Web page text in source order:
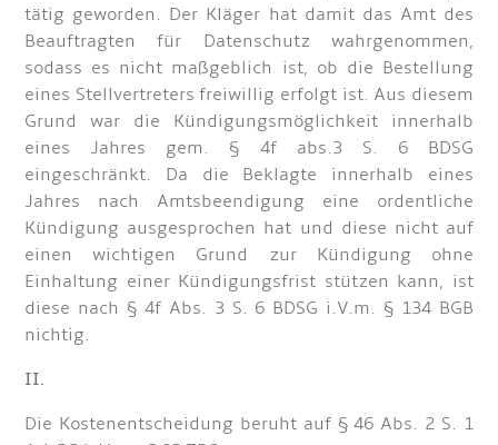
tätig geworden. Der Kläger hat damit das Amt des
Beauftragten für Datenschutz wahrgenommen,
sodass es nicht maßgeblich ist, ob die Bestellung
eines Stellvertreters freiwillig erfolgt ist. Aus diesem
Grund war die Kündigungsmöglichkeit innerhalb
eines Jahres gem. § 4f abs.3 S. 6 BDSG
eingeschränkt. Da die Beklagte innerhalb eines
Jahres nach Amtsbeendigung eine ordentliche
Kündigung ausgesprochen hat und diese nicht auf
einen wichtigen Grund zur Kündigung ohne
Einhaltung einer Kündigungsfrist stützen kann, ist
diese nach § 4f Abs. 3 S. 6 BDSG i.V.m. § 134 BGB
nichtig.
II.
Die Kostenentscheidung beruht auf § 46 Abs. 2 S. 1